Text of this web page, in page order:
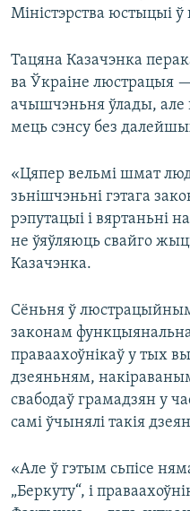
Міністэрства юстыцыі
Тацяна Казачэнка
ва Ўкраіне люстрацыя
ачышчэньня ўлады, але
мець сэнсу без
«Цяпер вельмі шмат
зьнішчэньні гэтага
рэпутацыі і вяртаньні
не ўяўляюць свайго
Казачэнка.
Сёньня ў люстрацыйным
законам
праваахоўнікаў у тых
дзеяньням,
свабодаў грамадзян у
самі ўчынялі такія
«Але ў гэтым сьпісе
„Беркуту“, і